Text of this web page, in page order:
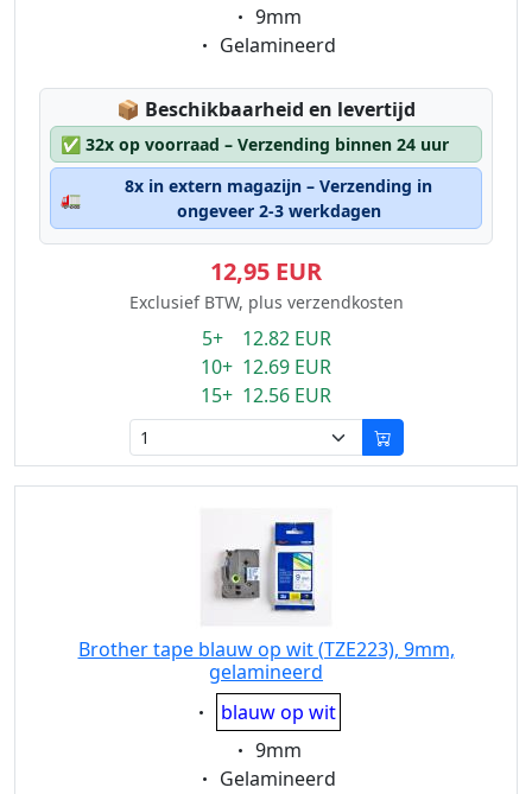
Eigenschaft:
9mm
Eigenschaft:
Gelamineerd
📦 Lagerstatus:
Beschikbaarheid en levertijd
✅ 32x op voorraad – Verzending binnen 24 uur
🚛
8x in extern magazijn – Verzending in
ongeveer 2-3 werkdagen
12,95 EUR
Exclusief BTW, plus verzendkosten
5+ 12.82 EUR
10+ 12.69 EUR
15+ 12.56 EUR
Brother tape blauw op wit (TZE223), 9mm,
gelamineerd
Eigenschaft:
blauw op wit
Eigenschaft:
9mm
Eigenschaft:
Gelamineerd